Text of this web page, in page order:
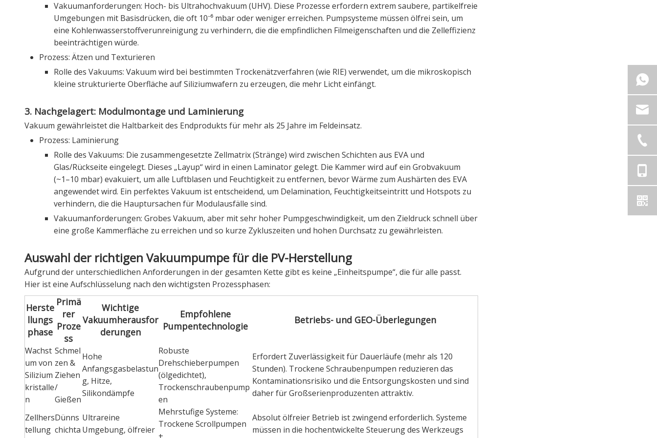
Vakuumanforderungen: Hoch- bis Ultrahochvakuum (UHV). Diese Prozesse erfordern extrem saubere, partikelfreie
Umgebungen mit Basisdrücken, die oft 10⁻⁶ mbar oder weniger erreichen. Pumpsysteme müssen ölfrei sein, um
eine Kohlenwasserstoffverunreinigung zu verhindern, die die empfindlichen Filmeigenschaften und die Zelleffizienz
beeinträchtigen würde.
Prozess: Ätzen und Texturieren
Rolle des Vakuums: Vakuum wird bei bestimmten Trockenätzverfahren (wie RIE) verwendet, um die mikroskopisch
kleine strukturierte Oberfläche auf Siliziumwafern zu erzeugen, die mehr Licht einfängt.
3. Nachgelagert: Modulmontage und Laminierung
Vakuum gewährleistet die Haltbarkeit des Endprodukts für mehr als 25 Jahre im Feldeinsatz.
Prozess: Laminierung
Rolle des Vakuums: Die zusammengesetzte Zellmatrix (Stränge) wird zwischen Schichten aus EVA und
Glas/Rückseite eingelegt. Dieses „Layup“ wird in einen Laminator gelegt. Die Kammer wird auf ein Grobvakuum
(~1–10 mbar) evakuiert, um alle Luftblasen und Feuchtigkeit zu entfernen, bevor Wärme zum Aushärten des EVA
angewendet wird. Ein perfektes Vakuum ist entscheidend, um Delamination, Feuchtigkeitseintritt und Hotspots zu
verhindern, die die Hauptursachen für Modulausfälle sind.
Vakuumanforderungen: Grobes Vakuum, aber mit sehr hoher Pumpgeschwindigkeit, um den Zieldruck schnell über
eine große Kammerfläche zu erreichen und so kurze Zykluszeiten und hohen Durchsatz zu gewährleisten.
Auswahl der richtigen Vakuumpumpe für die PV-Herstellung
Aufgrund der unterschiedlichen Anforderungen in der gesamten Kette gibt es keine „Einheitspumpe“, die für alle passt.
Hier ist eine Aufschlüsselung nach den wichtigsten Prozessphasen:
Herste
llungs
phase
Primä
rer
Proze
ss
Wichtige
Vakuumherausfor
derungen
Empfohlene
Pumpentechnologie
Betriebs- und GEO-Überlegungen
Wachst
um von
Silizium
kristalle
n
Schmel
zen &
Ziehen
/
Gießen
Hohe
Anfangsgasbelastun
g, Hitze,
Silikondämpfe
Robuste
Drehschieberpumpen
(ölgedichtet),
Trockenschraubenpump
en
Erfordert Zuverlässigkeit für Dauerläufe (mehr als 120
Stunden). Trockene Schraubenpumpen reduzieren das
Kontaminationsrisiko und die Entsorgungskosten und sind
daher für Großserienproduzenten attraktiv.
Zellhers
tellung
Dünns
chichta
Ultrareine
Umgebung, ölfreier
Mehrstufige Systeme:
Trockene Scrollpumpen
Absolut ölfreier Betrieb ist zwingend erforderlich. Systeme
müssen in die hochentwickelte Steuerung des Werkzeugs